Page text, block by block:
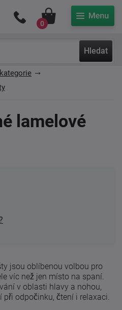
Hledat
Můj účet
0
lamelové
jsou oblíbenou volbou pro
víc než jen místo na spaní.
v oblasti hlavy a nohou,
odpočinku, čtení i relaxaci.